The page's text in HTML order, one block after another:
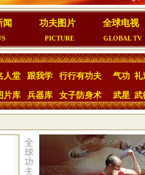
闻 功夫图片
PICTURE
全球电视
GLOBAL TV
人堂 跟我学 行行有功夫 气功 礼
片库 兵器库 女子防身术 武星 武